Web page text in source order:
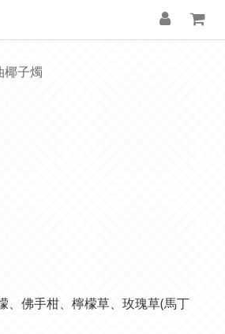
椰子燭
、佛手柑、檸檬草、玫瑰草(馬丁